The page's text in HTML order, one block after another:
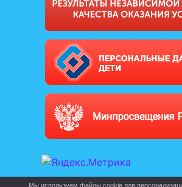
Мы используем файлы cookie для